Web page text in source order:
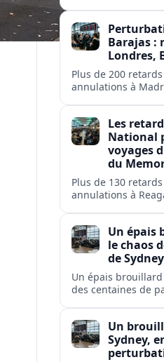
Barajas :
Londres,
Plus de 200
annulations à
Avianca et Air
Les
National
voyages
du
Plus de 130
annulations à
Un épais
le chaos
de Sydney
Un épais
des centaines de
Un
Sydney,